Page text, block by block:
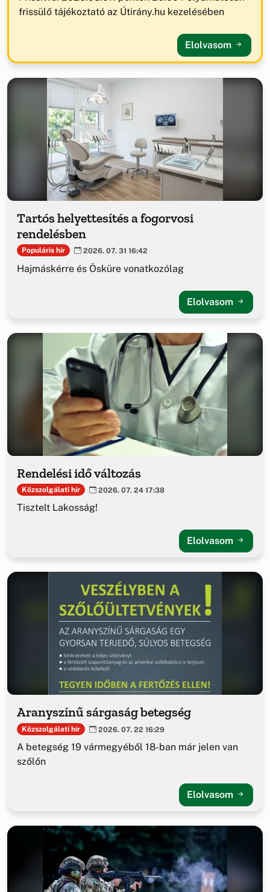
frissülő tájékoztató az Útirány.hu kezelésében
Elolvasom
Tartós helyettesítés a fogorvosi
rendelésben
Populáris hír 2026. 07. 31 16:42
Hajmáskérre és Ösküre vonatkozólag
Elolvasom
Rendelési idő változás
Közszolgálati hír 2026. 07. 24 17:38
Tisztelt Lakosság!
Elolvasom
Aranyszínű sárgaság betegség
Közszolgálati hír 2026. 07. 22 16:29
A betegség 19 vármegyéből 18-ban már jelen van
szőlőn
Elolvasom